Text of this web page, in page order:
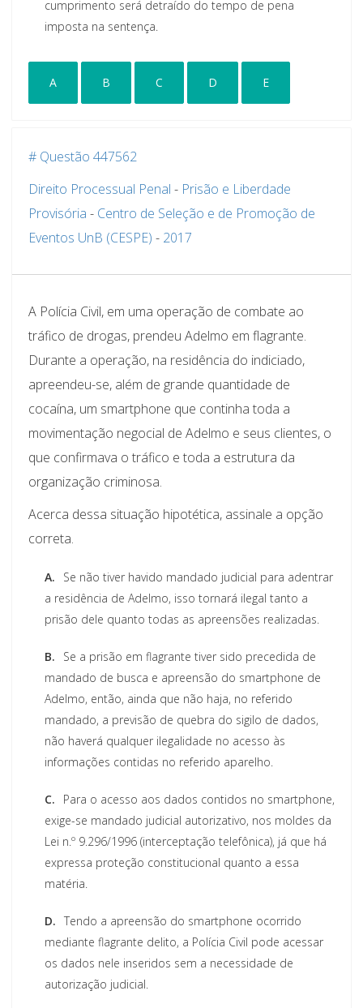
cumprimento será detraído do tempo de pena
imposta na sentença.
A B C D E
# Questão 447562
Direito Processual Penal - Prisão e Liberdade
Provisória - Centro de Seleção e de Promoção de
Eventos UnB (CESPE) - 2017
A Polícia Civil, em uma operação de combate ao
tráfico de drogas, prendeu Adelmo em flagrante.
Durante a operação, na residência do indiciado,
apreendeu-se, além de grande quantidade de
cocaína, um smartphone que continha toda a
movimentação negocial de Adelmo e seus clientes, o
que confirmava o tráfico e toda a estrutura da
organização criminosa.
Acerca dessa situação hipotética, assinale a opção
correta.
A.
Se não tiver havido mandado judicial para adentrar
a residência de Adelmo, isso tornará ilegal tanto a
prisão dele quanto todas as apreensões realizadas.
B.
Se a prisão em flagrante tiver sido precedida de
mandado de busca e apreensão do smartphone de
Adelmo, então, ainda que não haja, no referido
mandado, a previsão de quebra do sigilo de dados,
não haverá qualquer ilegalidade no acesso às
informações contidas no referido aparelho.
C.
Para o acesso aos dados contidos no smartphone,
exige-se mandado judicial autorizativo, nos moldes da
Lei n.º 9.296/1996 (interceptação telefônica), já que há
expressa proteção constitucional quanto a essa
matéria.
D. Tendo a apreensão do smartphone ocorrido
mediante flagrante delito, a Polícia Civil pode acessar
os dados nele inseridos sem a necessidade de
autorização judicial.